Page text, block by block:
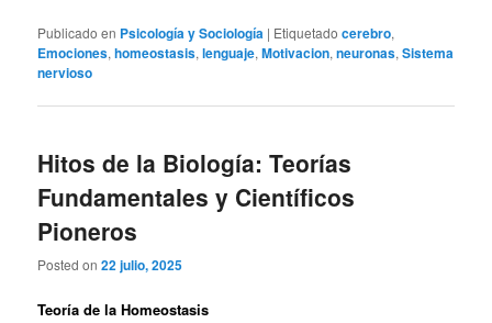
Publicado en Psicología y Sociología | Etiquetado cerebro,
Emociones,homeostasis,lenguaje,Motivacion,neuronas,Sistema
nervioso
Hitos de la Biología: Teorías
Fundamentales y Científicos
Pioneros
Posted on22 julio, 2025
Teoría de la Homeostasis